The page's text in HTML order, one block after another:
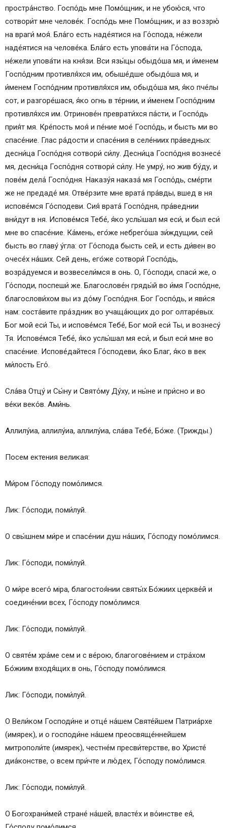
простра́нство. Госпо́дь мне Помо́щник, и не убою́ся, что
сотвори́т мне челове́к. Госпо́дь мне Помо́щник, и аз воззрю́
на враги́ моя́. Бла́го есть наде́ятися на Го́спода, не́жели
наде́ятися на челове́ка. Бла́го есть упова́ти на Го́спода,
не́жели упова́ти на кня́зи. Вси язы́цы обыдо́ша мя, и и́менем
Госпо́дним противля́хся им, обыше́дше обыдо́ша мя, и
и́менем Госпо́дним противля́хся им, обыдо́ша мя, я́ко пче́лы
сот, и разгоре́шася, я́ко огнь в те́рнии, и и́менем Госпо́дним
противля́хся им. Отринове́н преврати́хся па́сти, и Госпо́дь
прия́т мя. Кре́пость моя́ и пе́ние мое́ Госпо́дь, и бысть ми во
спасе́ние. Глас ра́дости и спасе́ния в селе́ниих пра́ведных:
десни́ца Госпо́дня сотвори́ си́лу. Десни́ца Госпо́дня вознесе́
мя, десни́ца Госпо́дня сотвори́ си́лу. Не умру́, но жив бу́ду, и
пове́м дела́ Госпо́дня. Наказу́я наказа́ мя Госпо́дь, сме́рти
же не предаде́ мя. Отве́рзите мне врата́ пра́вды, вшед в ня
испове́мся Го́сподеви. Сия́ врата́ Госпо́дня, пра́веднии
вни́дут в ня. Испове́мся Тебе́, я́ко услы́шал мя еси́, и был еси́
мне во спасе́ние. Ка́мень, eго́же небрего́ша зи́ждущии, сей
бысть во главу́ у́гла: от Го́спода бысть сей, и есть ди́вен во
очесе́х на́ших. Сей день, eго́же сотвори́ Госпо́дь,
возра́дуемся и возвесели́мся в онь. О, Го́споди, спаси́ же, о
Го́споди, поспеши́ же. Благослове́н гряды́й во и́мя Госпо́дне,
благослови́хом вы из до́му Госпо́дня. Бог Госпо́дь, и яви́ся
нам: соста́вите пра́здник во учаща́ющих до рог олтаре́вых.
Бог мой еси́ Ты, и испове́мся Тебе́, Бог мой еси́ Ты, и вознесу́
Тя. Испове́мся Тебе́, я́ко услы́шал мя еси́, и был еси́ мне во
спасе́ние. Испове́дайтеся Го́сподеви, я́ко Благ, я́ко в век
ми́лость Его́.
Сла́ва Отцу́ и Сы́ну и Свято́му Ду́ху, и ны́не и при́сно и во
ве́ки веко́в. Ами́нь.
Аллилу́иа, аллилу́иа, аллилу́иа, сла́ва Тебе́, Бо́же. (Трижды.)
Посем ектения великая:
Ми́ром Го́споду помо́лимся.
Лик: Го́споди, поми́луй.
О свы́шнем ми́ре и спасе́нии душ на́ших, Го́споду помо́лимся.
Лик: Го́споди, поми́луй.
О ми́ре всего́ мiра, благостоя́нии святы́х Бо́жиих церкве́й и
соедине́нии всех, Го́споду помо́лимся.
Лик: Го́споди, поми́луй.
О святе́м хра́ме сем и с ве́рою, благогове́нием и стра́хом
Бо́жиим входя́щих в онь, Го́споду помо́лимся.
Лик: Го́споди, поми́луй.
О Вели́ком Господи́не и отце́ на́шем Святе́йшем Патриа́рхе
(имярек), и о господи́не на́шем преосвяще́ннейшем
митрополи́те (имярек), честне́м пресви́терстве, во Христе́
диа́констве, о всем при́чте и лю́дех, Го́споду помо́лимся.
Лик: Го́споди, поми́луй.
О Богохрани́мей стране́ на́шей, власте́х и во́инстве ея́,